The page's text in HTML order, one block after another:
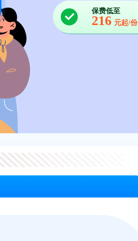
保费低至
216 元起/份